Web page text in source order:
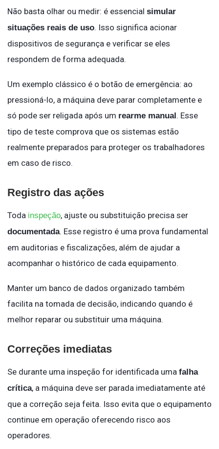
Não basta olhar ou medir: é essencial simular
situações reais de uso. Isso significa acionar
dispositivos de segurança e verificar se eles
respondem de forma adequada.
Um exemplo clássico é o botão de emergência: ao
pressioná-lo, a máquina deve parar completamente e
só pode ser religada após um rearme manual. Esse
tipo de teste comprova que os sistemas estão
realmente preparados para proteger os trabalhadores
em caso de risco.
Registro das ações
Toda inspeção, ajuste ou substituição precisa ser
documentada. Esse registro é uma prova fundamental
em auditorias e fiscalizações, além de ajudar a
acompanhar o histórico de cada equipamento.
Manter um banco de dados organizado também
facilita na tomada de decisão, indicando quando é
melhor reparar ou substituir uma máquina.
Correções imediatas
Se durante uma inspeção for identificada uma falha
crítica, a máquina deve ser parada imediatamente até
que a correção seja feita. Isso evita que o equipamento
continue em operação oferecendo risco aos
operadores.